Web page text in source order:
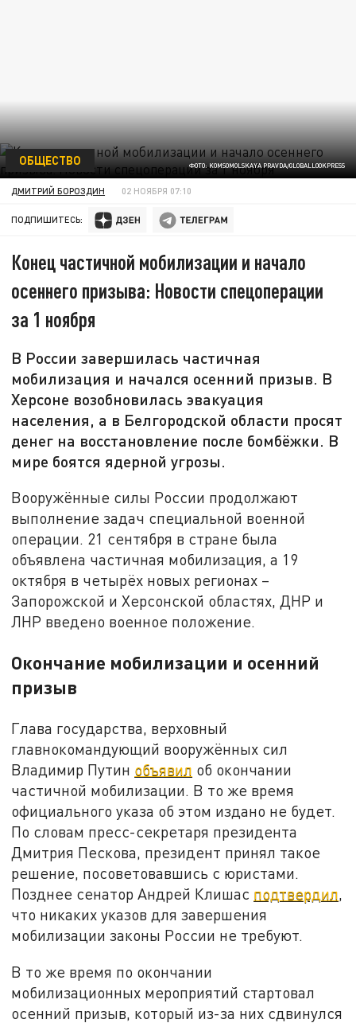
ФОТО: KOMSOMOLSKAYA PRAVDA/GLOBALLOOKPRESS
ОБЩЕСТВО
ДМИТРИЙ БОРОЗДИН 02 НОЯБРЯ 07:10
ПОДПИШИТЕСЬ:
Конец частичной мобилизации и начало
осеннего призыва: Новости спецоперации
за 1 ноября
В России завершилась частичная
мобилизация и начался осенний призыв. В
Херсоне возобновилась эвакуация
населения, а в Белгородской области просят
денег на восстановление после бомбёжки. В
мире боятся ядерной угрозы.
Вооружённые силы России продолжают
выполнение задач специальной военной
операции. 21 сентября в стране была
объявлена частичная мобилизация, а 19
октября в четырёх новых регионах –
Запорожской и Херсонской областях, ДНР и
ЛНР введено военное положение.
Окончание мобилизации и осенний
призыв
Глава государства, верховный
главнокомандующий вооружённых сил
Владимир Путин объявил об окончании
частичной мобилизации. В то же время
официального указа об этом издано не будет.
По словам пресс-секретаря президента
Дмитрия Пескова, президент принял такое
решение, посоветовавшись с юристами.
Позднее сенатор Андрей Клишас подтвердил,
что никаких указов для завершения
мобилизации законы России не требуют.
В то же время по окончании
мобилизационных мероприятий стартовал
осенний призыв, который из-за них сдвинулся